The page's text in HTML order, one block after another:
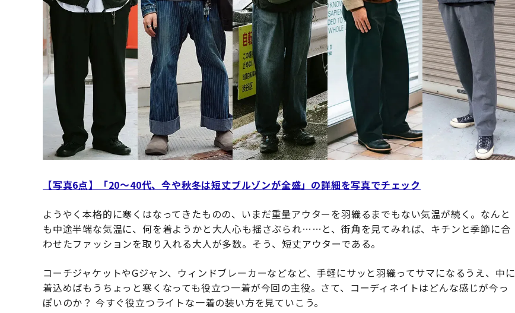
【写真6点】「20〜40代、今や秋冬は短丈ブルゾンが全盛」の詳細を写真でチェック
ようやく本格的に寒くはなってきたものの、いまだ重量アウターを羽織るまでもない気温が続く。なんと
も中途半端な気温に、何を着ようかと大人心も揺さぶられ……と、街角を見てみれば、キチンと季節に合
わせたファッションを取り入れる大人が多数。そう、短丈アウターである。
コーチジャケットやGジャン、ウィンドブレーカーなどなど、手軽にサッと羽織ってサマになるうえ、中に
着込めばもうちょっと寒くなっても役立つ一着が今回の主役。さて、コーディネイトはどんな感じが今っ
ぽいのか？ 今すぐ役立つライトな一着の装い方を見ていこう。